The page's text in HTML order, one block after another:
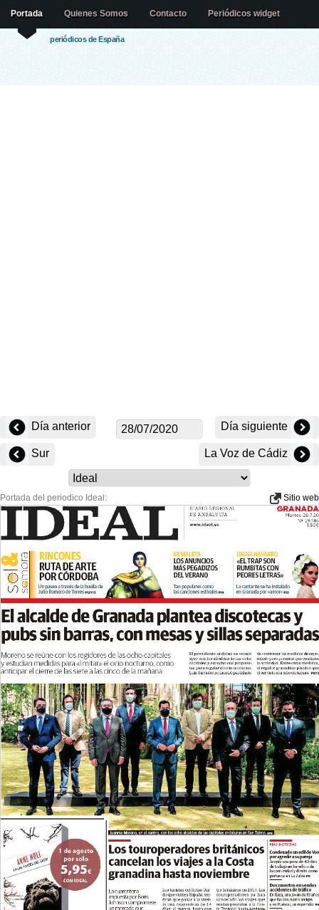
periódicos de España
Portada Quienes Somos Contacto Periódicos widget
Día anterior Día siguiente
Sur La Voz de Cádiz
Portada del periodico Ideal: Sitio web